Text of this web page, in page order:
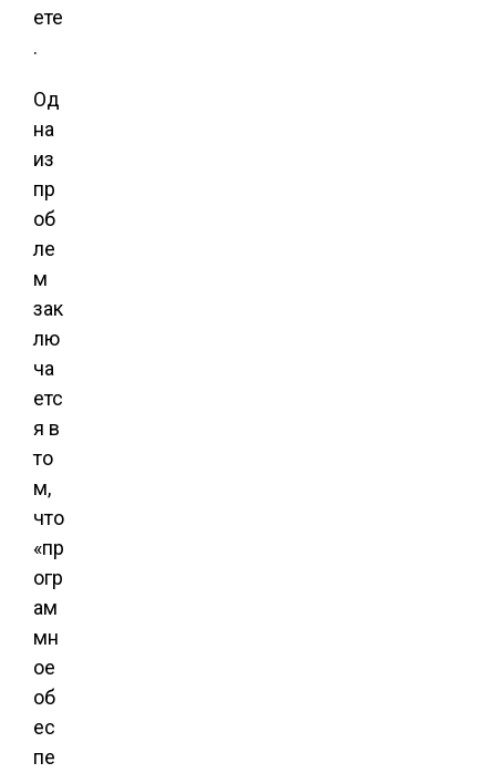
ете
.
Од
на
из
пр
об
ле
м
зак
лю
ча
етс
я в
то
м,
что
«пр
огр
ам
мн
ое
об
ес
пе